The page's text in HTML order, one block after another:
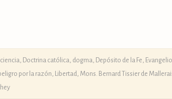
ciencia, Doctrina católica, dogma, Depósito de la Fe, Evangelio
por la razón, Libertad, Mons. Bernard Tissier de